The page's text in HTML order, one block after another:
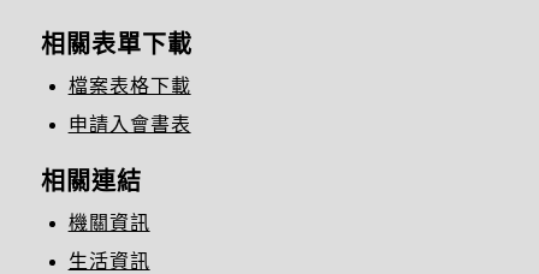
相關表單下載
檔案表格下載
申請入會書表
相關連結
機關資訊
生活資訊